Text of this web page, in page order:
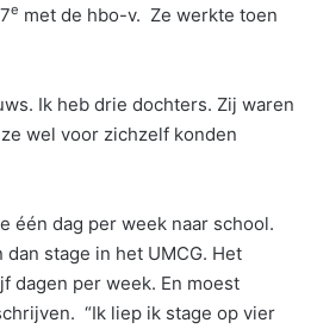
e met de hbo-v. Ze werkte toen
Ik heb drie dochters. Zij waren
wel voor zichzelf konden
één dag per week naar school.
stage in het UMCG. Het
dagen per week. En moest
“Ik liep ik stage op vier